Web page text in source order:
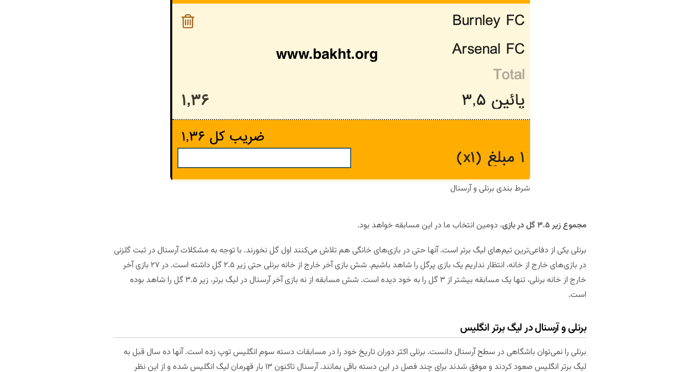
شرط بندی برنلی و آرسنال
مجموع زیر ۳.۵ گل در بازی
، دومین انتخاب ما در این مسابقه خواهد بود.
برنلی یکی از دفاعی‌ترین تیم‌های لیگ برتر است. آنها حتی در بازی‌های خانگی هم تلاش می‌کنند اول گل نخورند. با توجه به مشکلات آرسنال در ثبت گلزنی
در بازی‌های خارج از خانه، انتظار نداریم یک بازی پرگل را شاهد باشیم. شش بازی‌ آخر خارج از خانه برنلی حتی زیر ۲.۵ گل داشته است. در ۲۷ بازی آخر
خارج از خانه برنلی، تنها یک مسابقه بیشتر از ۳ گل را به خود دیده است. شش مسابقه از نه بازی آخر آرسنال در لیگ برتر، زیر ۳.۵ گل را شاهد بوده
است.
برنلی و آرسنال در لیگ برتر انگلیس
برنلی را نمی‌توان باشگاهی در سطح آرسنال دانست. برنلی اکثر دوران تاریخ خود را در مسابقات دسته سوم انگلیس توپ زده است. آنها ده سال قبل به
لیگ برتر انگلیس صعود کردند و موفق شدند برای چند فصل در این دسته باقی بمانند. آرسنال تاکنون ۱۳ بار قهرمان لیگ انگلیس شده و از این نظر